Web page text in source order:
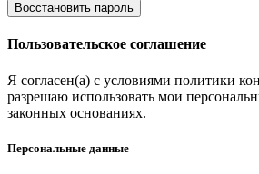
Восстановить пароль
Пользовательское соглашение
Я согласен(а) с условиями политики
разрешаю использовать мои
законных основаниях.
Персональные данные